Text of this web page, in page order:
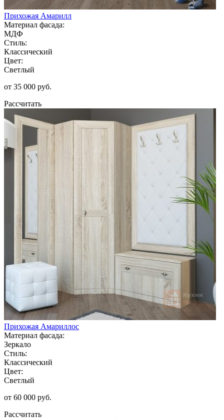
Прихожая Амарилл
Материал фасада:
МДФ
Стиль:
Классический
Цвет:
Светлый
от 35 000 руб.
Рассчитать
Прихожая Амариллос
Материал фасада:
Зеркало
Стиль:
Классический
Цвет:
Светлый
от 60 000 руб.
Рассчитать